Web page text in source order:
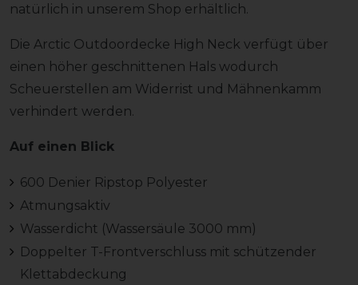
natürlich in unserem Shop erhältlich.
Die Arctic Outdoordecke High Neck verfügt über
einen höher geschnittenen Hals wodurch
Scheuerstellen am Widerrist und Mähnenkamm
verhindert werden.
Auf einen Blick
600 Denier Ripstop Polyester
Atmungsaktiv
Wasserdicht (Wassersäule 3000 mm)
Doppelter T-Frontverschluss mit schützender
Klettabdeckung